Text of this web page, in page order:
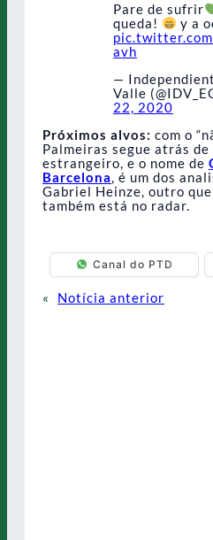
Pare de sufrir
queda!
y a
avh
—
Valle
22, 2020
Próximos alvos: com o
Palmeiras segue atrás
estrangeiro, e o nome de
Barcelona, é um dos
Gabriel Heinze, outro
também está no radar.
Canal do PTD
«
Notícia anterior